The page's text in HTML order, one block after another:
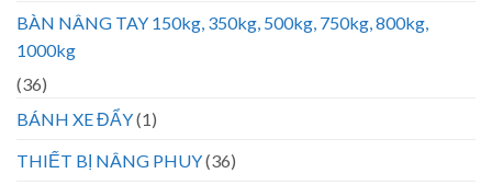
BÀN NÂNG TAY 150kg, 350kg, 500kg, 750kg, 800kg,
1000kg
(36)
BÁNH XE ĐẨY(1)
THIẾT BỊ NÂNG PHUY(36)